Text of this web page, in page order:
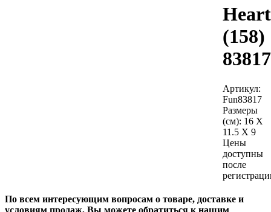
Heart
(158)
83817
Артикул:
Fun83817
Размеры
(см): 16 X
11.5 X 9
Цены
доступны
после
По всем интересующим вопросам о товаре, доставке и
условиям продаж, Вы можете обратиться к нашим